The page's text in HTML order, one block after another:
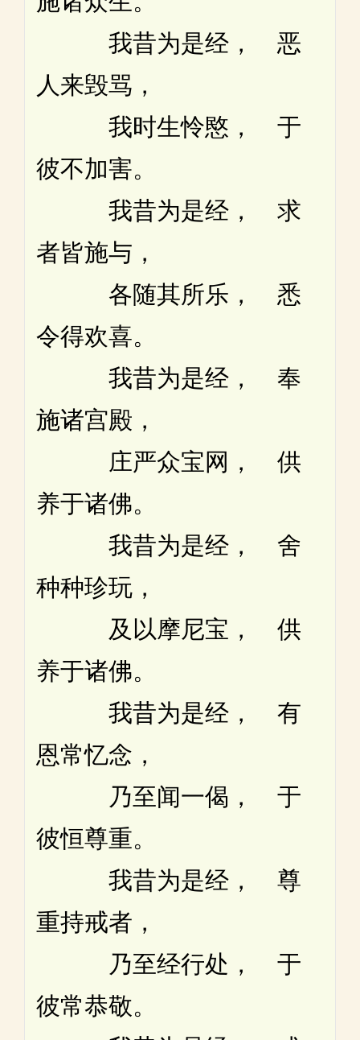
我昔为是经， 恶
人来毁骂，
我时生怜愍， 于
彼不加害。
我昔为是经， 求
者皆施与，
各随其所乐， 悉
令得欢喜。
我昔为是经， 奉
施诸宫殿，
庄严众宝网， 供
养于诸佛。
我昔为是经， 舍
种种珍玩，
及以摩尼宝， 供
养于诸佛。
我昔为是经， 有
恩常忆念，
乃至闻一偈， 于
彼恒尊重。
我昔为是经， 尊
重持戒者，
乃至经行处， 于
彼常恭敬。